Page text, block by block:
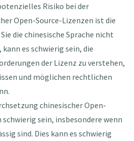
Risiko bei der
Open-Source-Lizenzen ist die
die chinesische Sprache nicht
es schwierig sein, die
der Lizenz zu verstehen,
und möglichen rechtlichen
chinesischer Open-
sein, insbesondere wenn
sind. Dies kann es schwierig